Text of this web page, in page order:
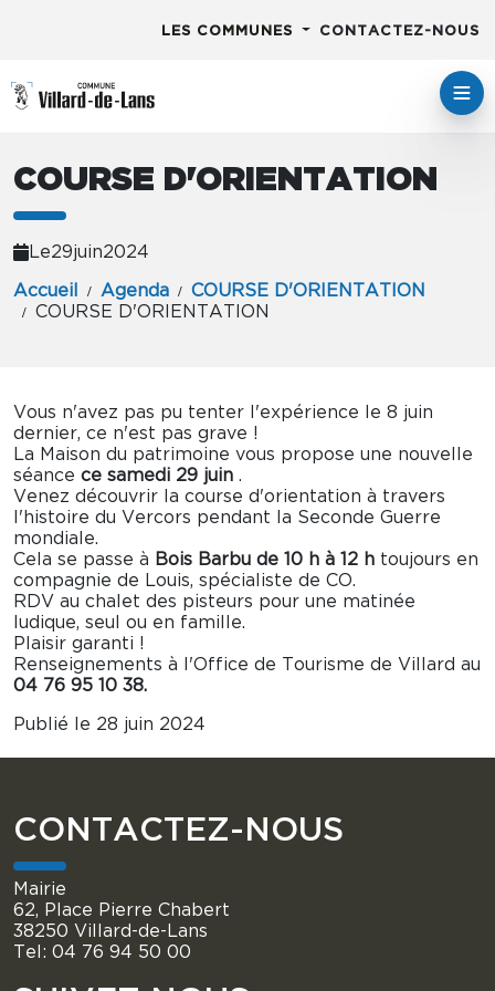
LES COMMUNES CONTACTEZ-NOUS
COURSE D'ORIENTATION
Le29juin2024
Accueil Agenda
COURSE D'ORIENTATION
COURSE D'ORIENTATION
Vous n'avez pas pu tenter l'expérience le 8 juin
dernier, ce n'est pas grave !
La Maison du patrimoine vous propose une nouvelle
séance ce samedi 29 juin .
Venez découvrir la course d'orientation à travers
l'histoire du Vercors pendant la Seconde Guerre
mondiale.
Cela se passe à Bois Barbu de 10 h à 12 h toujours en
compagnie de Louis, spécialiste de CO.
RDV au chalet des pisteurs pour une matinée
ludique, seul ou en famille.
Plaisir garanti !
Renseignements à l'Office de Tourisme de Villard au
04 76 95 10 38.
Publié le 28 juin 2024
CONTACTEZ-NOUS
Mairie
62, Place Pierre Chabert
38250 Villard-de-Lans
Tel: 04 76 94 50 00